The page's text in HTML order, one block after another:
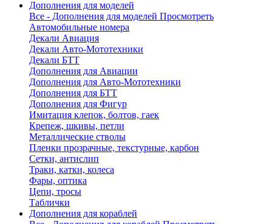
Дополнения для моделей
Все - Дополнения для моделей Просмотреть
Автомобильные номера
Декали Авиация
Декали Авто-Мототехники
Декали БТТ
Дополнения для Авиации
Дополнения для Авто-Мототехники
Дополнения для БТТ
Дополнения для Фигур
Имитация клепок, болтов, гаек
Крепеж, шкивы, петли
Металлические стволы
Пленки прозрачные, текстурные, карбон
Сетки, антислип
Траки, катки, колеса
Фары, оптика
Цепи, тросы
Таблички
Дополнения для кораблей